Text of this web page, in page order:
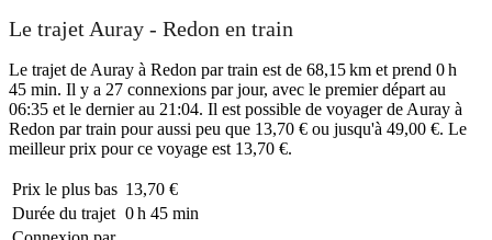
Le trajet Auray - Redon en train
Le trajet de Auray à Redon par train est de 68,15 km et prend 0 h
45 min. Il y a 27 connexions par jour, avec le premier départ au
06:35 et le dernier au 21:04. Il est possible de voyager de Auray à
Redon par train pour aussi peu que 13,70 € ou jusqu'à 49,00 €. Le
meilleur prix pour ce voyage est 13,70 €.
Prix ​​le plus bas 13,70 €
Durée du trajet 0 h 45 min